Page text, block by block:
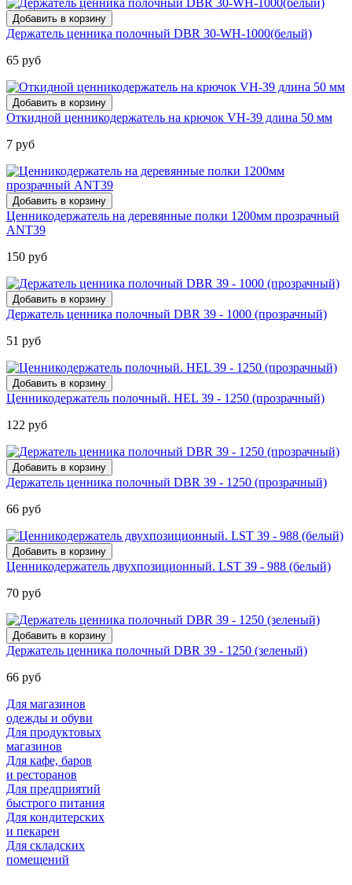
Держатель ценника полочный DBR 30-WH-1000(белый)
65 руб
Откидной ценникодержатель на крючок VH-39 длина 50 мм
7 руб
Ценникодержатель на деревянные полки 1200мм прозрачный
ANT39
150 руб
Держатель ценника полочный DBR 39 - 1000 (прозрачный)
51 руб
Ценникодержатель полочный. HEL 39 - 1250 (прозрачный)
122 руб
Держатель ценника полочный DBR 39 - 1250 (прозрачный)
66 руб
Ценникодержатель двухпозиционный. LST 39 - 988 (белый)
70 руб
Держатель ценника полочный DBR 39 - 1250 (зеленый)
66 руб
Для магазинов
одежды и обуви
Для продуктовых
магазинов
Для кафе, баров
и ресторанов
Для предприятий
быстрого питания
Для кондитерских
и пекарен
Для складских
помещений